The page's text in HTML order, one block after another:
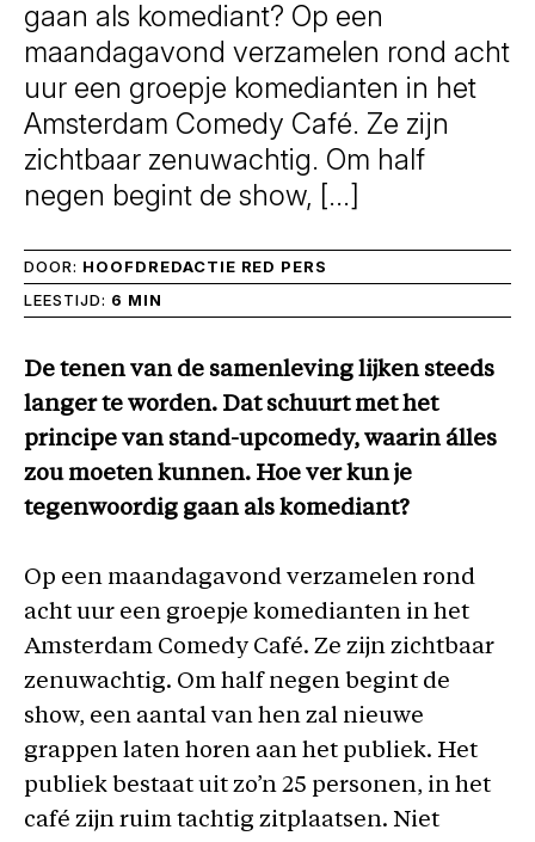
gaan als komediant? Op een
maandagavond verzamelen rond acht
uur een groepje komedianten in het
Amsterdam Comedy Café. Ze zijn
zichtbaar zenuwachtig. Om half
negen begint de show, […]
DOOR: HOOFDREDACTIE RED PERS
LEESTIJD: 6 MIN
De tenen van de samenleving lijken steeds
langer te worden. Dat schuurt met het
principe van stand-upcomedy, waarin álles
zou moeten kunnen. Hoe ver kun je
tegenwoordig gaan als komediant?
Op een maandagavond verzamelen rond
acht uur een groepje komedianten in het
Amsterdam Comedy Café. Ze zijn zichtbaar
zenuwachtig. Om half negen begint de
show, een aantal van hen zal nieuwe
grappen laten horen aan het publiek. Het
publiek bestaat uit zo’n 25 personen, in het
café zijn ruim tachtig zitplaatsen. Niet